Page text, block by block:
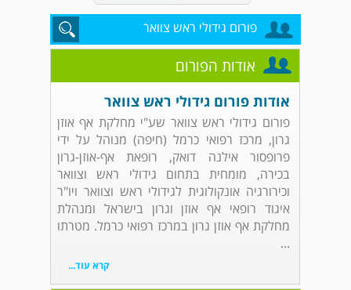
פורום גידולי ראש צוואר
אודות הפורום
אודות פורום גידולי ראש צוואר
פורום גידולי ראש צוואר שע"י מחלקת אף אוזן
גרון, מרכז רפואי כרמל (חיפה) מנוהל על ידי
פרופסור אילנה דואק, רופאת אף-אוזן-גרון
בכירה, מומחית בתחום גידולי ראש וצוואר
וכירורגיה אונקולוגית לגידולי ראש וצוואר ויו"ר
איגוד רופאי אף אוזן וגרון בישראל ומנהלת
מחלקת אף אוזן גרון במרכז רפואי כרמל. מטרתו
...
קרא עוד...